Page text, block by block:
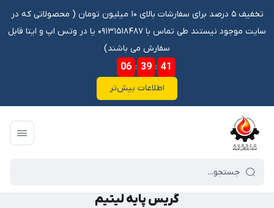
تخفیف ۵ درصد برای سفارشات بالای ۱۰ میلیون تومان ‌‌(‌‌ محصولاتی که در
سایت موجود نیستند طی تماس با ۰۹۱۳۱۵۱۸۴۸۷ یا در وتس اپ و ایتا قابل
سفارش می باشند)
06 : 39 : 41
اطلاعات بیش‌تر
فروشگاه آنلاین آوروکو
گریس پایه لیتیم